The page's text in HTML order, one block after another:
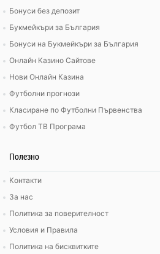
Бонуси без депозит
Букмейкъри за България
Бонуси на Букмейкъри за България
Онлайн Казино Сайтове
Нови Онлайн Казина
Футболни прогнози
Класиране по Футболни Първенства
Футбол ТВ Програма
Полезно
Контакти
За нас
Политика за поверителност
Условия и Правила
Политика на бисквитките